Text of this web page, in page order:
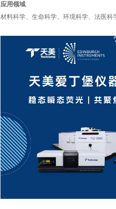
需要
Edinburgh
Froilabo
应用领域
材料科学、生命科学、环境科学、法医科